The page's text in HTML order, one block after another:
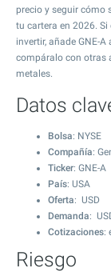
precio y seguir cómo
tu cartera en 2026.
invertir, añade GNE-
compáralo con otras
metales.
Datos
Bolsa: NYSE
Compañía:
Ticker: GNE-A
País: USA
Oferta: USD
Demanda:
Cotizaciones:
Riesgo